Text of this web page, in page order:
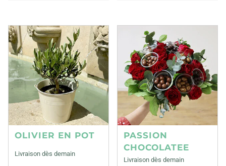
OLIVIER EN POT
Livraison dès demain
PASSION
CHOCOLATEE
Livraison dès demain